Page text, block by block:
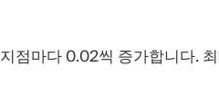
점마다 0.02씩 증가합니다.